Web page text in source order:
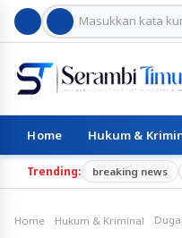
Home Hukum &
Trending: breaking news
Home Hukum & Kriminal